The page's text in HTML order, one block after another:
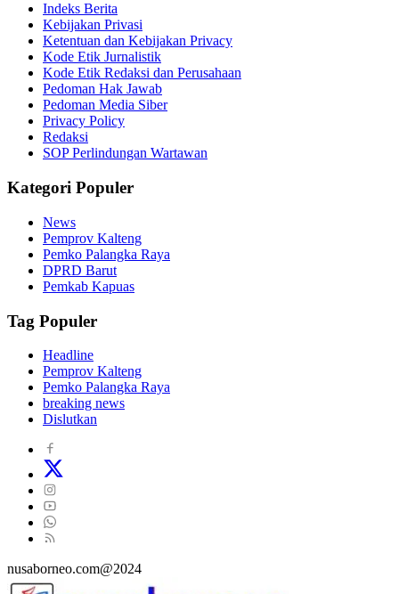
Indeks Berita
Kebijakan Privasi
Ketentuan dan Kebijakan Privacy
Kode Etik Jurnalistik
Kode Etik Redaksi dan Perusahaan
Pedoman Hak Jawab
Pedoman Media Siber
Privacy Policy
Redaksi
SOP Perlindungan Wartawan
Kategori Populer
News
Pemprov Kalteng
Pemko Palangka Raya
DPRD Barut
Pemkab Kapuas
Tag Populer
Headline
Pemprov Kalteng
Pemko Palangka Raya
breaking news
Dislutkan
nusaborneo.com@2024